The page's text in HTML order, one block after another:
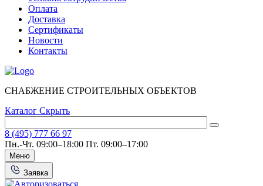
Оплата
Доставка
Сертификаты
Новости
Контакты
СНАБЖЕНИЕ СТРОИТЕЛЬНЫХ ОБЪЕКТОВ
Каталог Скрыть
8 (495) 777 66 97
Пн.-Чт. 09:00–18:00 Пт. 09:00–17:00
Меню
Заявка